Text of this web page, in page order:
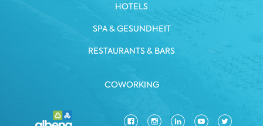
HOTELS
SPA & GESUNDHEIT
RESTAURANTS & BARS
COWORKING